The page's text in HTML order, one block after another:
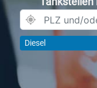
Diesel